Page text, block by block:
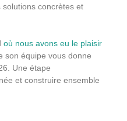
concrètes et
où nous avons eu le plaisir
son équipe vous donne
Une étape
et construire ensemble